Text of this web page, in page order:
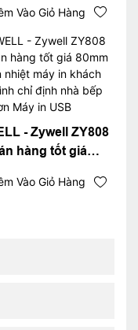
rẻ
Vào Giỏ Hàng
- Zywell ZY808
hàng tốt giá
sạn Trình chỉ
Vào Giỏ Hàng